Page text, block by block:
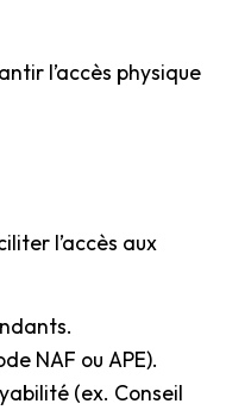
l’accès physique
l’accès aux
NAF ou APE).
(ex. Conseil